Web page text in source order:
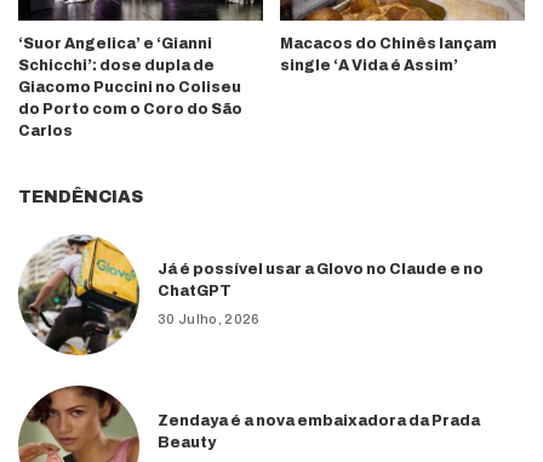
‘Suor Angelica’ e ‘Gianni
Schicchi’: dose dupla de
Giacomo Puccini no Coliseu
do Porto com o Coro do São
Carlos
Macacos do Chinês lançam
single ‘A Vida é Assim’
TENDÊNCIAS
Já é possível usar a Glovo no Claude e no
ChatGPT
30 Julho, 2026
Zendaya é a nova embaixadora da Prada
Beauty